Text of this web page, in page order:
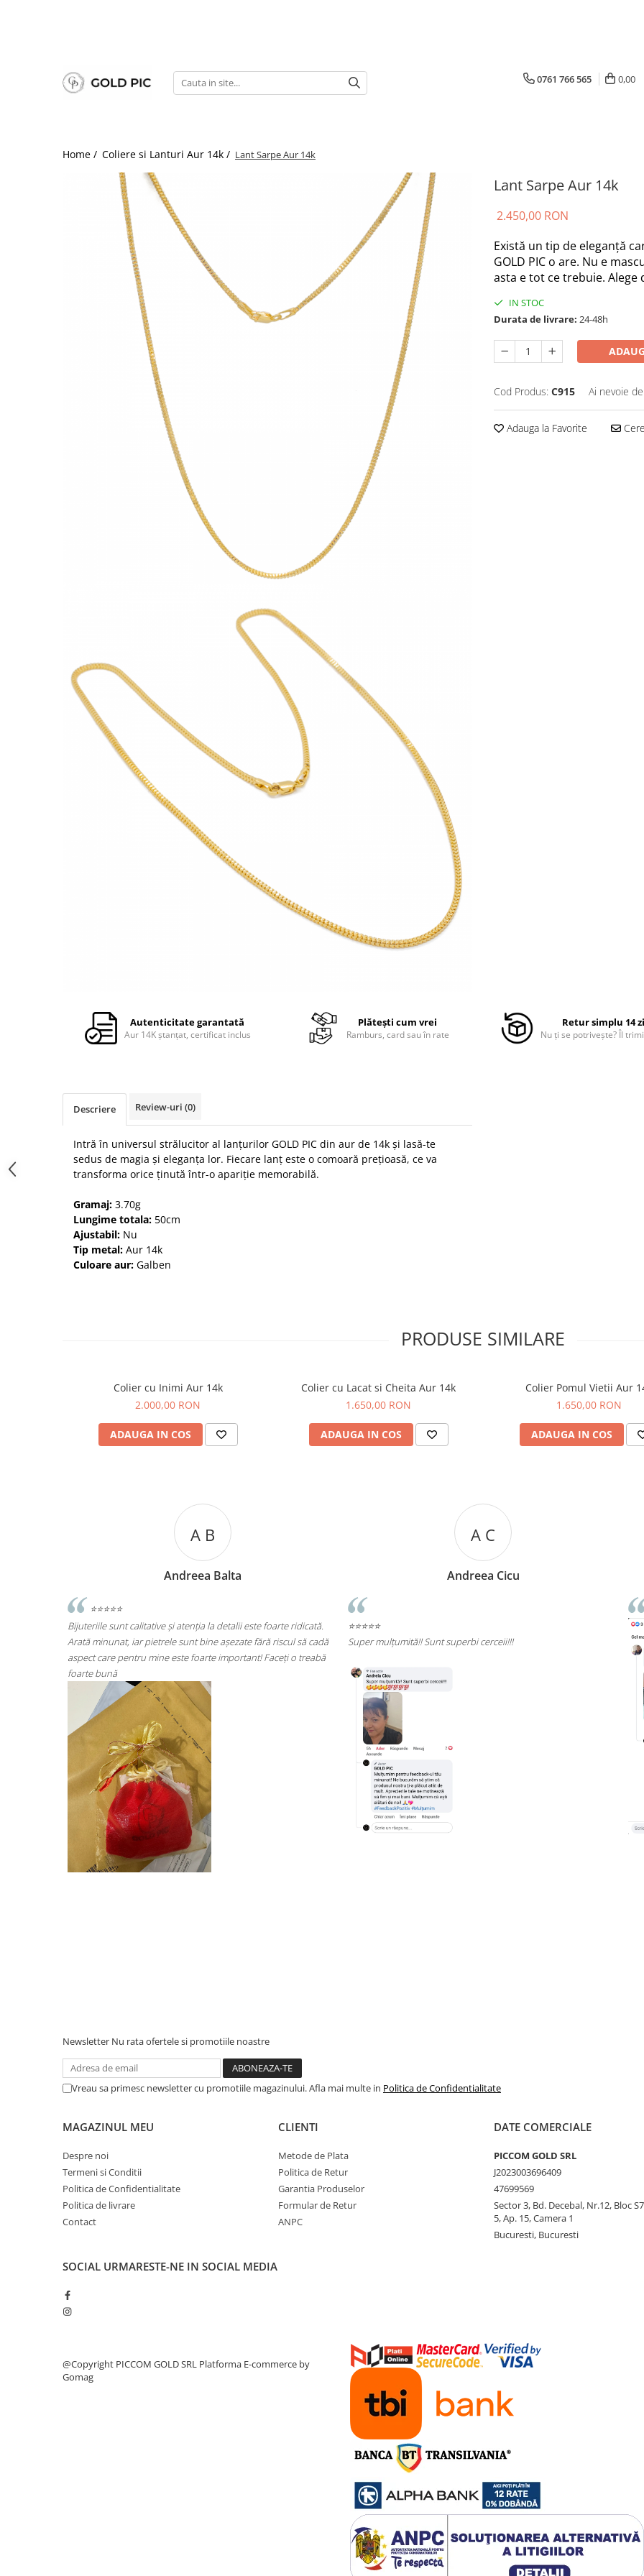
0761 766 565 0,00
Home / Coliere si Lanturi Aur 14k / Lant Sarpe Aur 14k
Lant Sarpe Aur 14k
2.450,00 RON
Există un tip de eleganță
GOLD PIC o are. Nu e
asta e tot ce trebuie. Alege
IN STOC
Durata de livrare: 24-48h
Cod Produs: C915 Ai nevoie
Adauga la Favorite
Autenticitate garantată
Aur 14K ștanțat, certificat inclus
Plătești cum vrei
Ramburs, card sau în rate
Retur simplu 14
Nu ți se potrivește? Îl
Descriere Review-uri (0)
Intră în universul strălucitor al lanțurilor GOLD PIC din aur de 14k și lasă-te
sedus de magia și eleganța lor. Fiecare lanț este o comoară prețioasă, ce va
transforma orice ținută într-o apariție memorabilă.
Gramaj: 3.70g
Lungime totala: 50cm
Ajustabil: Nu
Tip metal: Aur 14k
Culoare aur: Galben
PRODUSE SIMILARE
Colier cu Inimi Aur 14k
2.000,00 RON
ADAUGA IN COS
Colier cu Lacat si Cheita Aur 14k
1.650,00 RON
ADAUGA IN COS
Colier Pomul Vietii Aur
1.650,00 RON
ADAUGA IN COS
A C
Andreea Cicu
⭐⭐⭐⭐⭐
Super mulțumită!! Sunt superbi cerceii!!!
R R
Rizea Ramona
Newsletter Nu rata ofertele si promotiile noastre
Vreau sa primesc newsletter cu promotiile magazinului. Afla mai multe in Politica de Confidentialitate
MAGAZINUL MEU
Despre noi
Termeni si Conditii
Politica de Confidentialitate
Politica de livrare
Contact
CLIENTI
Metode de Plata
Politica de Retur
Garantia Produselor
Formular de Retur
ANPC
DATE COMERCIALE
PICCOM GOLD SRL
J2023003696409
47699569
Sector 3, Bd. Decebal, Nr.12, Bloc
5, Ap. 15, Camera 1
Bucuresti, Bucuresti
SOCIAL URMARESTE-NE IN SOCIAL MEDIA
@Copyright PICCOM GOLD SRL Platforma E-commerce by
Gomag